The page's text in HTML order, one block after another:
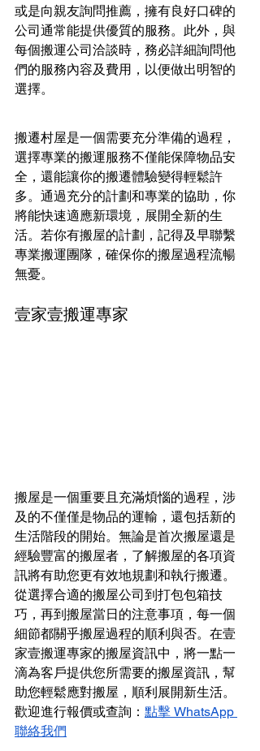
或是向親友詢問推薦，擁有良好口碑的
公司通常能提供優質的服務。此外，與
每個搬運公司洽談時，務必詳細詢問他
們的服務內容及費用，以便做出明智的
選擇。
搬遷村屋是一個需要充分準備的過程，
選擇專業的搬運服務不僅能保障物品安
全，還能讓你的搬遷體驗變得輕鬆許
多。通過充分的計劃和專業的協助，你
將能快速適應新環境，展開全新的生
活。若你有搬屋的計劃，記得及早聯繫
專業搬運團隊，確保你的搬屋過程流暢
無憂。
壹家壹搬運專家
搬屋是一個重要且充滿煩惱的過程，涉
及的不僅僅是物品的運輸，還包括新的
生活階段的開始。無論是首次搬屋還是
經驗豐富的搬屋者，了解搬屋的各項資
訊將有助您更有效地規劃和執行搬遷。
從選擇合適的搬屋公司到打包包箱技
巧，再到搬屋當日的注意事項，每一個
細節都關乎搬屋過程的順利與否。在壹
家壹搬運專家的搬屋資訊中，將一點一
滴為客戶提供您所需要的搬屋資訊，幫
助您輕鬆應對搬屋，順利展開新生活。
歡迎進行報價或查詢： 點擊 WhatsApp
聯絡我們